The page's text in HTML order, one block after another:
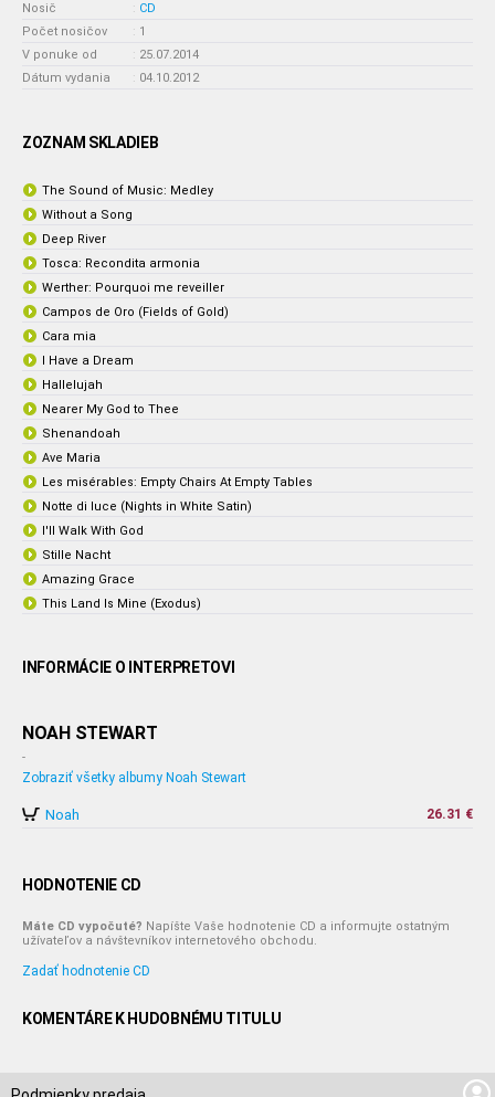
Nosič
: CD
Počet nosičov
: 1
V ponuke od
: 25.07.2014
Dátum vydania
: 04.10.2012
ZOZNAM SKLADIEB
The Sound of Music: Medley
Without a Song
Deep River
Tosca: Recondita armonia
Werther: Pourquoi me reveiller
Campos de Oro (Fields of Gold)
Cara mia
I Have a Dream
Hallelujah
Nearer My God to Thee
Shenandoah
Ave Maria
Les misérables: Empty Chairs At Empty Tables
Notte di luce (Nights in White Satin)
I'll Walk With God
Stille Nacht
Amazing Grace
This Land Is Mine (Exodus)
INFORMÁCIE O INTERPRETOVI
NOAH STEWART
-
Zobraziť všetky albumy Noah Stewart
Noah 26.31 €
HODNOTENIE CD
Máte CD vypočuté? Napíšte Vaše hodnotenie CD a informujte ostatným
užívateľov a návštevníkov internetového obchodu.
Zadať hodnotenie CD
KOMENTÁRE K HUDOBNÉMU TITULU